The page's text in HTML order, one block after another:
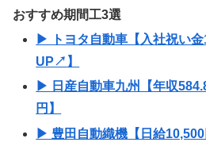
おすすめ期間工3選
▶ トヨタ自動車【入社祝い
UP↗】
▶ 日産自動車九州【年収
円】
▶ 豊田自動織機【日給